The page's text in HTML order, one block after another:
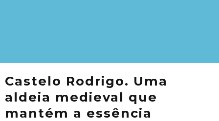
Castelo Rodrigo. Uma
aldeia medieval que
mantém a essência